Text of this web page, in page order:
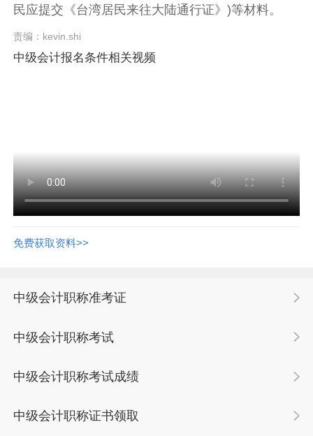
民应提交《台湾居民来往大陆通行证》)等材料。
责编：kevin.shi
中级会计报名条件相关视频
免费获取资料>>
中级会计职称准考证
中级会计职称考试
中级会计职称考试成绩
中级会计职称证书领取